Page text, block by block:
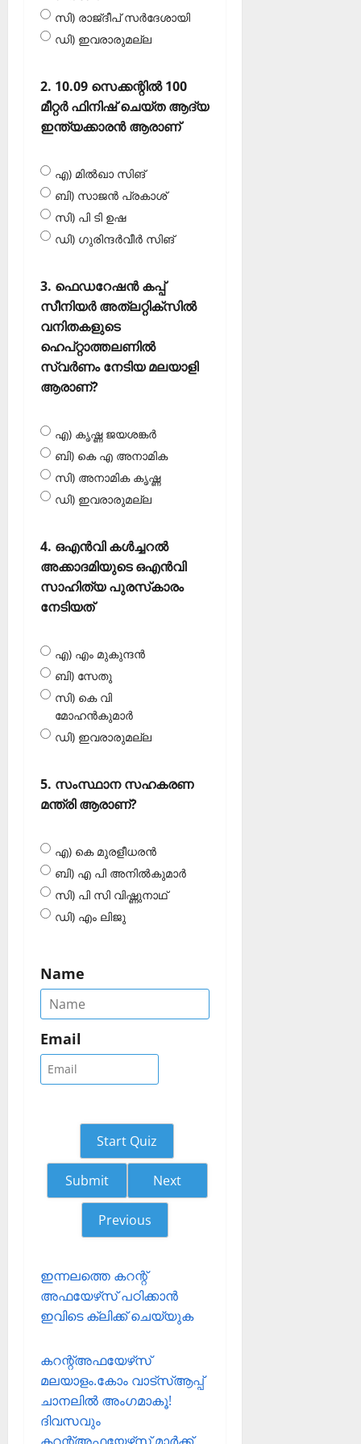
സി) രാജ്ദീപ് സര്‍ദേശായി
ഡി) ഇവരാരുമല്ല
2. 10.09 സെക്കന്റില്‍ 100
മീറ്റര്‍ ഫിനിഷ് ചെയ്ത ആദ്യ
ഇന്ത്യക്കാരന്‍ ആരാണ്
എ) മില്‍ഖാ സിങ്
ബി) സാജന്‍ പ്രകാശ്
സി) പി ടി ഉഷ
ഡി) ഗുരിന്ദര്‍വീര്‍ സിങ്‌
3. ഫെഡറേഷന്‍ കപ്പ്
സീനിയര്‍ അത്‌ലറ്റിക്‌സില്‍
വനിതകളുടെ
ഹെപ്റ്റാത്തലണില്‍
സ്വര്‍ണം നേടിയ മലയാളി
ആരാണ്?
എ) കൃഷ്ണ ജയശങ്കര്‍
ബി) കെ എ അനാമിക
സി) അനാമിക കൃഷ്ണ
ഡി) ഇവരാരുമല്ല
4. ഒഎന്‍വി കള്‍ച്ചറല്‍
അക്കാദമിയുടെ ഒഎന്‍വി
സാഹിത്യ പുരസ്‌കാരം
നേടിയത്
എ) എം മുകുന്ദന്‍
ബി) സേതു
സി) കെ വി
മോഹന്‍കുമാര്‍
ഡി) ഇവരാരുമല്ല
5. സംസ്ഥാന സഹകരണ
മന്ത്രി ആരാണ്?
എ) കെ മുരളീധരന്‍
ബി) എ പി അനില്‍കുമാര്‍
സി) പി സി വിഷ്ണുനാഥ്
ഡി) എം ലിജു
Name
Email
Previous
Start Quiz
Next
ഇന്നലത്തെ കറന്റ്
അഫയേഴ്‌സ് പഠിക്കാന്‍
ഇവിടെ ക്ലിക്ക് ചെയ്യുക
കറന്റ്അഫയേഴ്‌സ്
മലയാളം.കോം വാട്‌സ്ആപ്പ്
ചാനലില്‍ അംഗമാകൂ!
ദിവസവും